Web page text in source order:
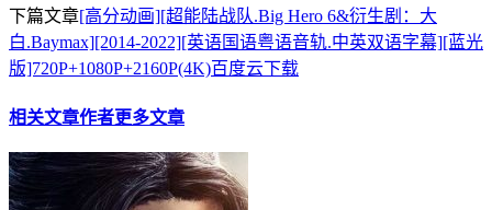
下篇文章[高分动画][超能陆战队.Big Hero 6&衍生剧：大
白.Baymax][2014-2022][英语国语粤语音轨.中英双语字幕][蓝光
版]720P+1080P+2160P(4K)百度云下载
相关文章作者更多文章